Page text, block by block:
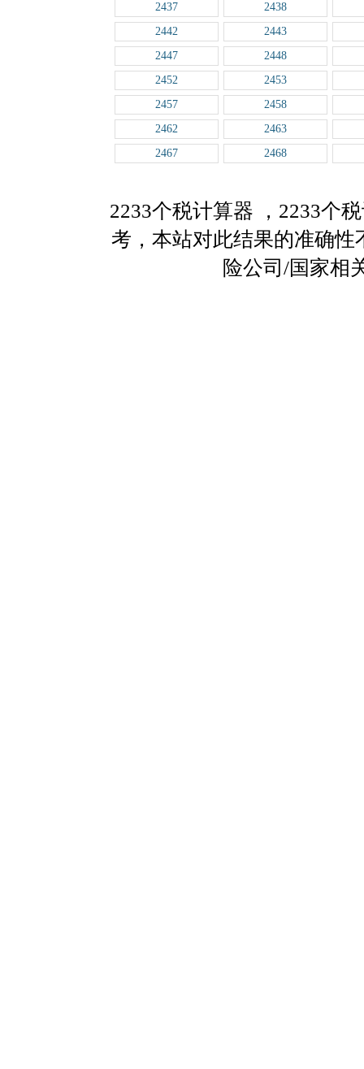
2437
2438
2442
2443
2447
2448
2452
2453
2457
2458
2462
2463
2467
2468
2233个税计算器
，2233个
考，本站对此结果的准确
险公司/国家相